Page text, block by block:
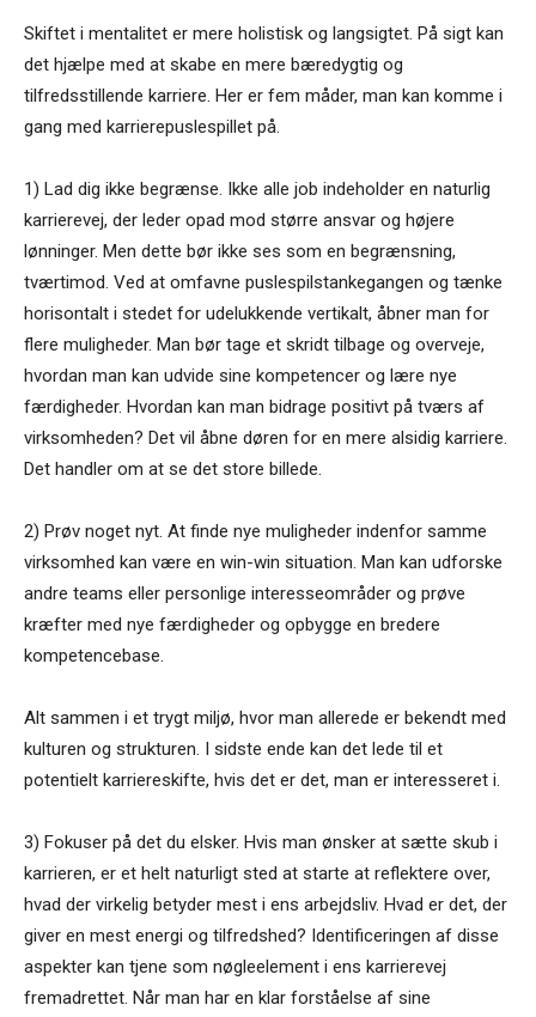
Skiftet i mentalitet er mere holistisk og langsigtet. På sigt kan
det hjælpe med at skabe en mere bæredygtig og
tilfredsstillende karriere. Her er fem måder, man kan komme i
gang med karrierepuslespillet på.
1) Lad dig ikke begrænse. Ikke alle job indeholder en naturlig
karrierevej, der leder opad mod større ansvar og højere
lønninger. Men dette bør ikke ses som en begræns­ning,
tværtimod. Ved at omfavne puslespilstankegangen og tænke
horisontalt i stedet for udelukkende vertikalt, åbner man for
flere muligheder. Man bør tage et skridt tilbage og overveje,
hvordan man kan udvide sine kom­petencer og lære nye
færdigheder. Hvordan kan man bidrage positivt på tværs af
virksomheden? Det vil åbne døren for en mere alsidig karriere.
Det handler om at se det store billede.
2) Prøv noget nyt. At finde nye muligheder indenfor samme
virksomhed kan være en win-win situation. Man kan udforske
andre teams eller personlige interesseom­råder og prøve
kræfter med nye færdigheder og opbygge en bredere
kompetencebase.
Alt sammen i et trygt miljø, hvor man allerede er be­kendt med
kulturen og strukturen. I sidste ende kan det lede til et
potentielt karriereskifte, hvis det er det, man er interesseret i.
3) Fokuser på det du elsker. Hvis man ønsker at sætte skub i
karrieren, er et helt naturligt sted at starte at re­flektere over,
hvad der virkelig betyder mest i ens arbejds­liv. Hvad er det, der
giver en mest energi og tilfredshed? Identificeringen af disse
aspekter kan tjene som nøgle­element i ens karrierevej
fremadrettet. Når man har en klar forståelse af sine